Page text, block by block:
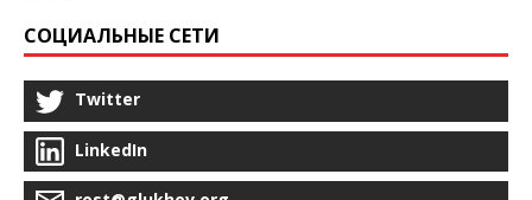
СОЦИАЛЬНЫЕ СЕТИ
Twitter
LinkedIn